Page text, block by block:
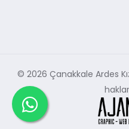
© 2026 Çanakkale Ardes